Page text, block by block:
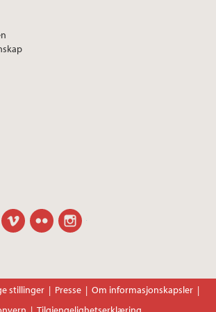
twitter vimeo flickr
stillinger Presse
Om informasjonskapsler